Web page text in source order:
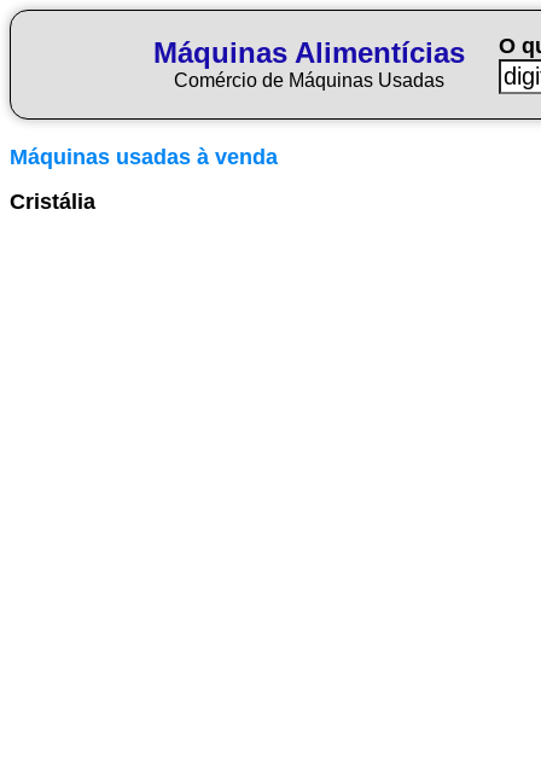
Máquinas Alimentícias
Comércio de Máquinas Usadas
O
Máquinas usadas à venda
Cristália